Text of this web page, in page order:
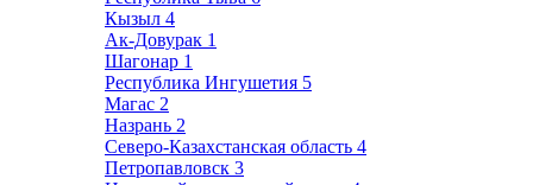
Кызыл 4
Ак-Довурак 1
Шагонар 1
Республика Ингушетия 5
Магас 2
Назрань 2
Северо-Казахстанская область 4
Петропавловск 3